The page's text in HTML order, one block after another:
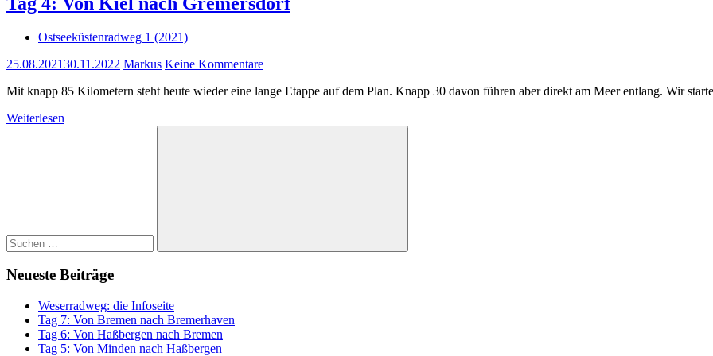
Ostseeküstenradweg 1 (2021)
25.08.202130.11.2022 Markus Keine Kommentare
Mit knapp 85 Kilometern steht heute wieder eine lange Etappe auf dem Plan. Knapp 30 davon führen aber direkt am Meer entlang. Wir
Weiterlesen
Suchen
Neueste Beiträge
Weserradweg: die Infoseite
Tag 7: Von Bremen nach Bremerhaven
Tag 6: Von Haßbergen nach Bremen
Tag 5: Von Minden nach Haßbergen